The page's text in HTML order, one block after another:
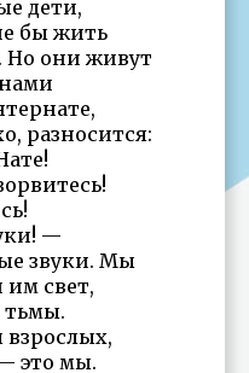
дети,
бы жить
Но они живут
разносится:
—
звуки. Мы
свет,
тьмы.
это мы.